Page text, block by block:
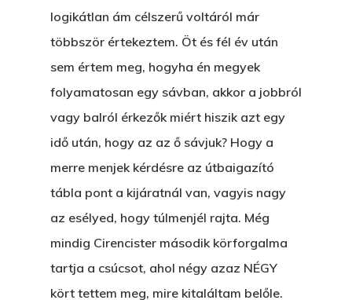
logikátlan ám célszerű voltáról már
többször értekeztem. Öt és fél év után
sem értem meg, hogyha én megyek
folyamatosan egy sávban, akkor a jobbról
vagy balról érkezők miért hiszik azt egy
idő után, hogy az az ő sávjuk? Hogy a
merre menjek kérdésre az útbaigazító
tábla pont a kijáratnál van, vagyis nagy
az esélyed, hogy túlmenjél rajta. Még
mindig Cirencister második körforgalma
tartja a csúcsot, ahol négy azaz NÉGY
kört tettem meg, mire kitaláltam belőle.